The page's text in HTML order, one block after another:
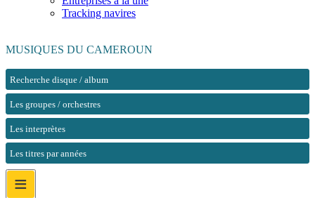
Tracking navires
MUSIQUES DU CAMEROUN
Recherche disque / album
Les groupes / orchestres
Les interprètes
Les titres par années
≡